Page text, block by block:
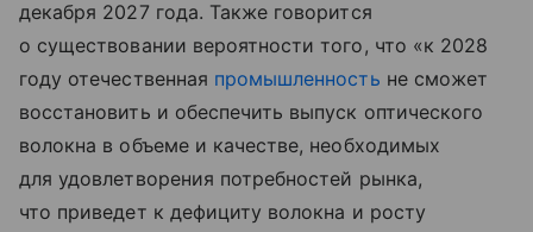
декабря 2027 года. Также говорится
о существовании вероятности того, что «к 2028
году отечественная промышленность не сможет
восстановить и обеспечить выпуск оптического
волокна в объеме и качестве, необходимых
для удовлетворения потребностей рынка,
что приведет к дефициту волокна и росту